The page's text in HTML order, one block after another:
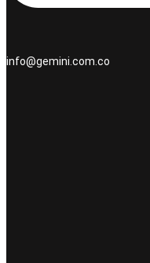
info@gemini.com.co